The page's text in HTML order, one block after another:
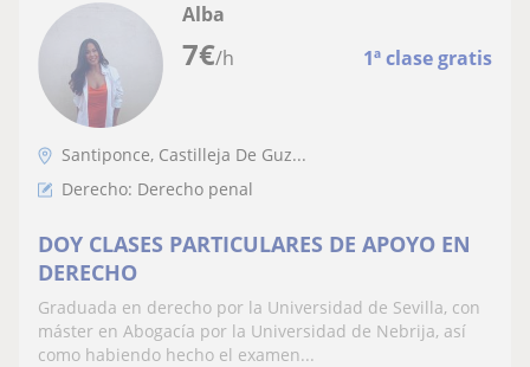
7€/h 1ª clase gratis
Alba
Santiponce, Castilleja De Guz...
Derecho: Derecho penal
DOY CLASES PARTICULARES DE APOYO EN
DERECHO
Graduada en derecho por la Universidad de Sevilla, con
máster en Abogacía por la Universidad de Nebrija, así
como habiendo hecho el examen...